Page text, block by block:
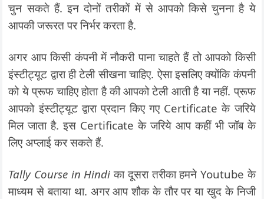
चुन सकते हैं. इन दोनों तरीकों में से आपको किसे चुनना है ये
आपकी जरूरत पर निर्भर करता है.
अगर आप किसी कंपनी में नौकरी पाना चाहते हैं तो आपको किसी
इंस्टीट्यूट द्वारा ही टेली सीखना चाहिए. ऐसा इसलिए क्योंकि कंपनी
को ये प्रूफ चाहिए होता है की आपको टेली आती है या नहीं. प्रूफ
आपको इंस्टीट्यूट द्वारा प्रदान किए गए Certificate के जरिये
मिल जाता है. इस Certificate के जरिये आप कहीं भी जॉब के
लिए अप्लाई कर सकते हैं.
Tally Course in Hindi का दूसरा तरीका हमने Youtube के
माध्यम से बताया था. अगर आप शौक के तौर पर या खुद के निजी